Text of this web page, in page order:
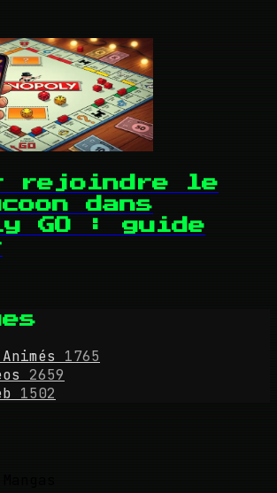
rejoindre le
dans
GO : guide
1765
2659
1502